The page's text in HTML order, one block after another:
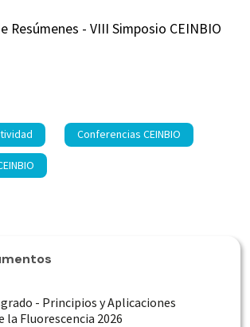
Resúmenes - VIII Simposio CEINBIO
Conferencias CEINBIO
- Principios y Aplicaciones
la Fluorescencia 2026